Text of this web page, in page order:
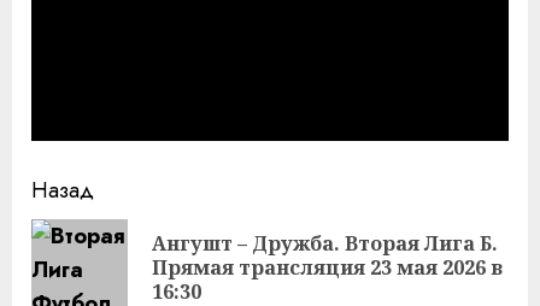
Продолжить
чтение
Назад
Ангушт – Дружба. Вторая Лига Б.
Прямая трансляция 23 мая 2026 в
16:30